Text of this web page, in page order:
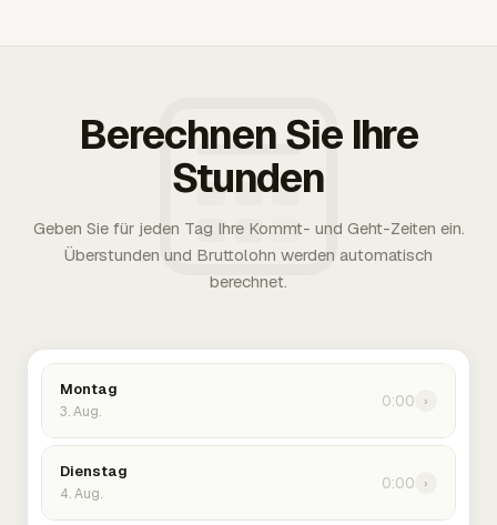
Berechnen Sie Ihre
Stunden
Geben Sie für jeden Tag Ihre Kommt- und Geht-Zeiten ein.
Überstunden und Bruttolohn werden automatisch
berechnet.
Montag
3. Aug.
0:00 ›
Dienstag
4. Aug.
0:00 ›